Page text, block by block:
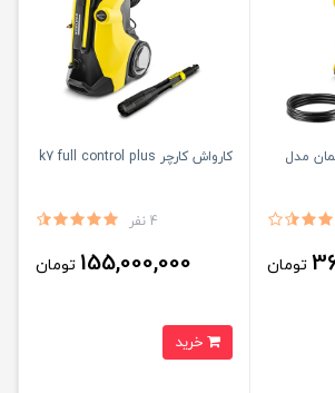
مدل
تومان
کارواش کارچر k7 full control plus
4 نفر
155,000,000 تومان